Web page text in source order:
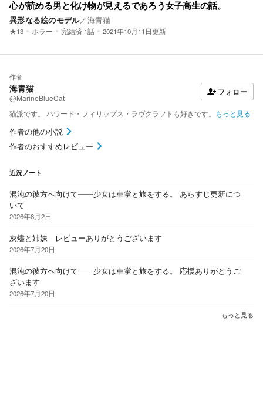
心が読める男と化け物が見えるであろう女子高生の話。
異形なる絵のモデル／海青猫
★13 ホラー 完結済 1話 2021年10月11日更新
作者
海青猫
@MarineBlueCat
フォロー
猫派です。 ハワード・フィリップス・ラヴクラフトも好きです。 もっと見る
作者の他の小説
作者のおすすめレビュー
近況ノート
混沌の彼方へ向けて――少女は車掌と旅をする。 あらすじ更新につ
いて
2026年8月2日
灰燼と姉妹 レビューありがとうございます
2026年7月20日
混沌の彼方へ向けて――少女は車掌と旅をする。 応援ありがとうご
ざいます
2026年7月20日
もっと見る